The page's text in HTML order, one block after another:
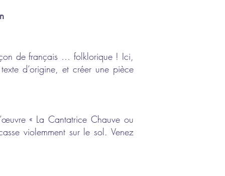
de français … folklorique ! Ici,
d’origine, et créer une pièce
« La Cantatrice Chauve ou
violemment sur le sol. Venez